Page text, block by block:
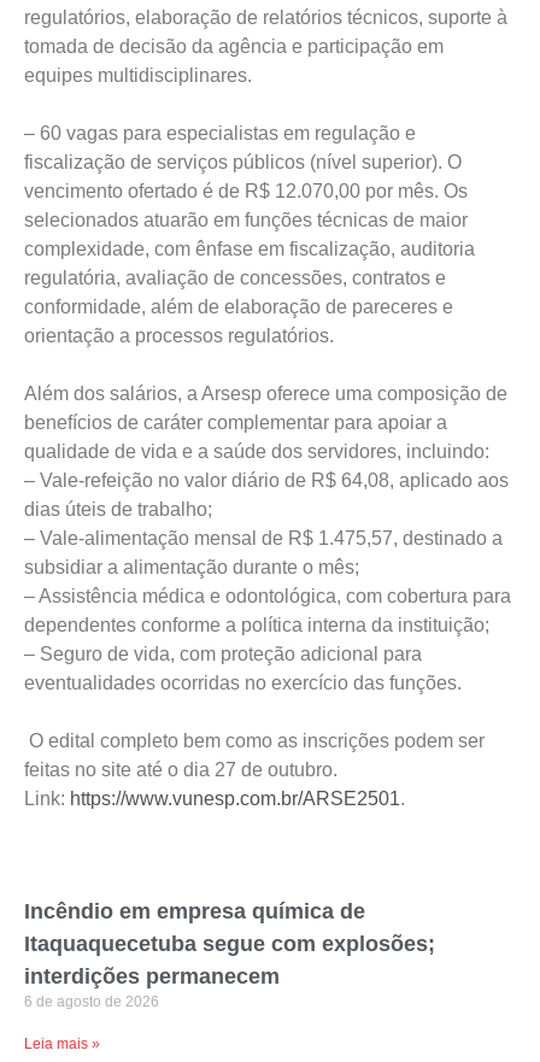
regulatórios, elaboração de relatórios técnicos, suporte à
tomada de decisão da agência e participação em
equipes multidisciplinares.
– 60 vagas para especialistas em regulação e
fiscalização de serviços públicos (nível superior). O
vencimento ofertado é de R$ 12.070,00 por mês. Os
selecionados atuarão em funções técnicas de maior
complexidade, com ênfase em fiscalização, auditoria
regulatória, avaliação de concessões, contratos e
conformidade, além de elaboração de pareceres e
orientação a processos regulatórios.
Além dos salários, a Arsesp oferece uma composição de
benefícios de caráter complementar para apoiar a
qualidade de vida e a saúde dos servidores, incluindo:
– Vale-refeição no valor diário de R$ 64,08, aplicado aos
dias úteis de trabalho;
– Vale-alimentação mensal de R$ 1.475,57, destinado a
subsidiar a alimentação durante o mês;
– Assistência médica e odontológica, com cobertura para
dependentes conforme a política interna da instituição;
– Seguro de vida, com proteção adicional para
eventualidades ocorridas no exercício das funções.
O edital completo bem como as inscrições podem ser
feitas no site até o dia 27 de outubro.
Link: https://www.vunesp.com.br/ARSE2501.
Incêndio em empresa química de
Itaquaquecetuba segue com explosões;
interdições permanecem
6 de agosto de 2026
Leia mais »